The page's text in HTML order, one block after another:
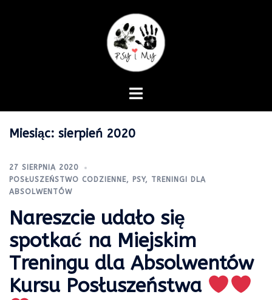
Miesiąc: sierpień 2020
27 SIERPNIA 2020
POSŁUSZEŃSTWO CODZIENNE, PSY, TRENINGI DLA
ABSOLWENTÓW
Nareszcie udało się
spotkać na Miejskim
Treningu dla Absolwentów
Kursu Posłuszeństwa